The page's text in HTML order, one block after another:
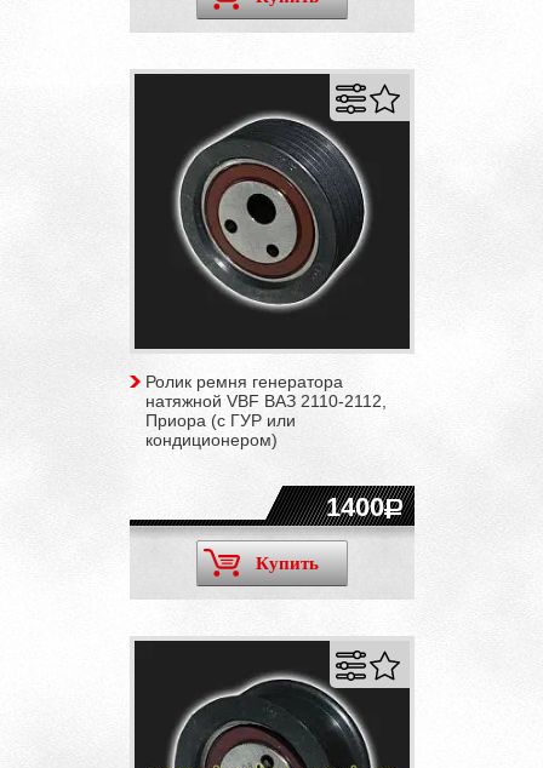
Ролик ремня генератора
натяжной VBF ВАЗ 2110-2112,
Приора (c ГУР или
кондиционером)
1400
Купить